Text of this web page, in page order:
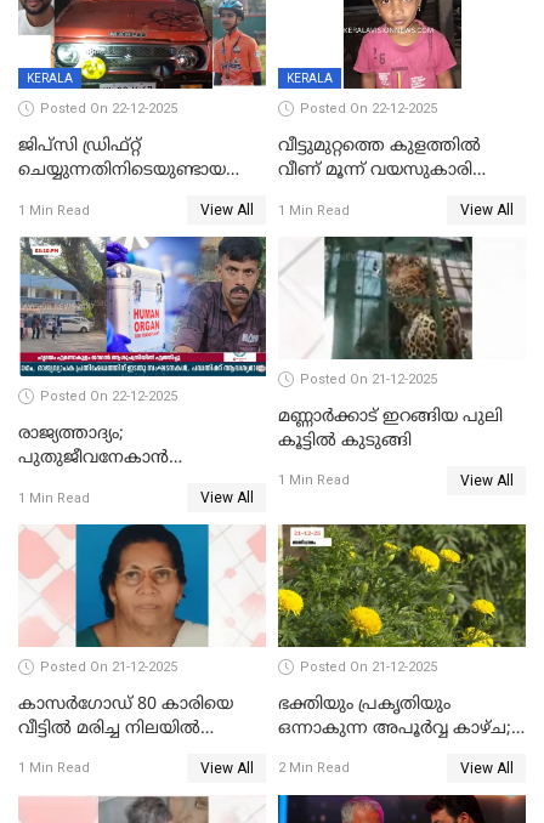
KERALA
Posted On 22-12-2025
ജിപ്സി ഡ്രിഫ്റ്റ്
ചെയ്യുന്നതിനിടെയുണ്ടായ
ദാരുണാന്ത്യം; ജീപ്സി
ഓടിച്ചയാൾ അറസ്റ്റിൽ.
1 Min Read View All
KERALA
Posted On 22-12-2025
വീട്ടുമുറ്റത്തെ കുളത്തിൽ
വീണ് മൂന്ന് വയസുകാരി
1 Min Read View All
Posted On 22-12-2025
രാജ്യത്താദ്യം;
പുതുജീവനേകാൻ
എറണാകുളം സർക്കാർ
ജനറൽ
ആശുപത്രിയിലെത്തിച്ചു
1 Min Read View All
Posted On 21-12-2025
മണ്ണാർക്കാട് ഇറങ്ങിയ പുലി
കൂട്ടിൽ കുടുങ്ങി
1 Min Read View All
Posted On 21-12-2025
കാസർഗോഡ് 80 കാരിയെ
വീട്ടിൽ മരിച്ച നിലയിൽ
1 Min Read View All
Posted On 21-12-2025
ഭക്തിയും പ്രകൃതിയും
ഒന്നാകുന്ന അപൂര്‍വ്വ കാഴ്ച;
കാഴ്ചാനുഭവമൊരുക്കി
ശബരീ നന്ദനം
2 Min Read View All